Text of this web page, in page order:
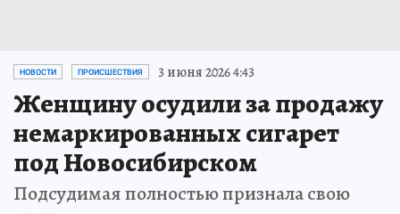
НОВОСТИ ПРОИСШЕСТВИЯ 3 июня 2026 4:43
Женщину осудили за продажу
немаркированных сигарет
под Новосибирском
Подсудимая полностью признала свою